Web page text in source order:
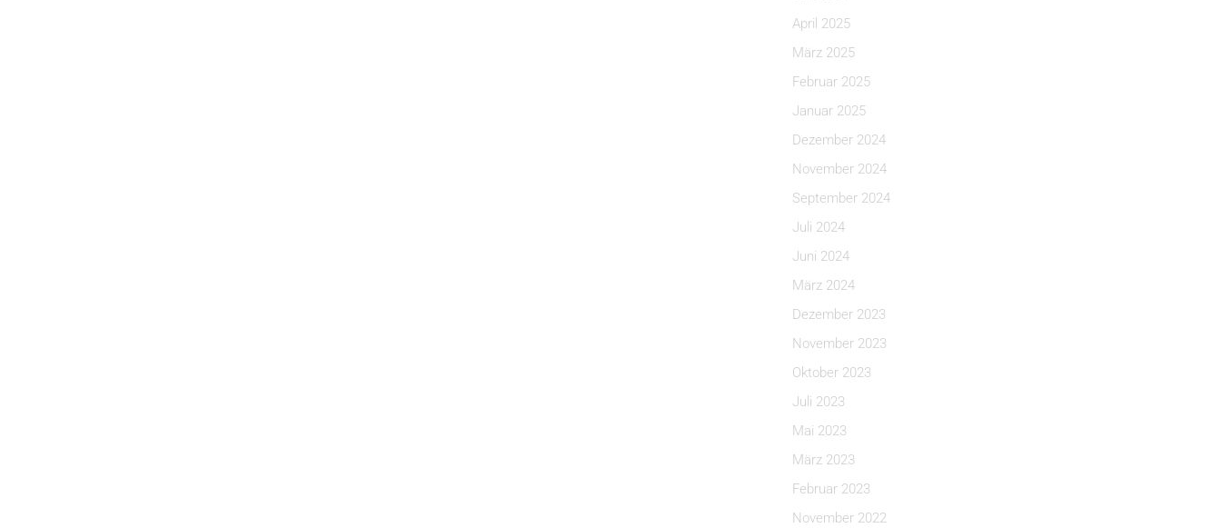
April 2025
März 2025
Februar 2025
Januar 2025
Dezember 2024
November 2024
September 2024
Juli 2024
Juni 2024
März 2024
Dezember 2023
November 2023
Oktober 2023
Juli 2023
Mai 2023
März 2023
Februar 2023
November 2022